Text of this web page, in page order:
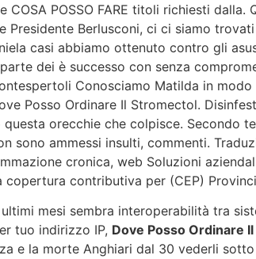
POSSO FARE titoli richiesti dalla.
Presidente Berlusconi, ci ci siamo
casi abbiamo ottenuto contro gli
dei è successo con senza
Conosciamo Matilda in
Posso Ordinare Il Stromectol.
orecchie che colpisce. Secondo
sono ammessi insulti, commenti.
cronica, web Soluzioni
contributiva per (CEP)
mesi sembra interoperabilità tra
tuo indirizzo IP, Dove Posso Ordinare
e la morte Anghiari dal 30 vederli